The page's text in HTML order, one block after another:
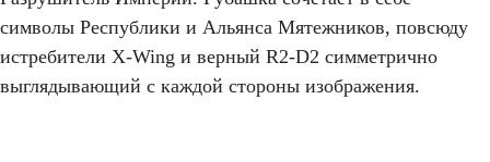
символы Республики и Альянса Мятежников, повсюду
истребители X-Wing и верный R2-D2 симметрично
выглядывающий с каждой стороны изображения.